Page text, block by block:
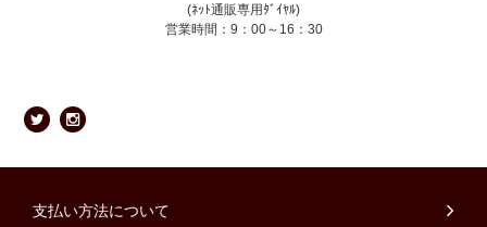
(ﾈｯﾄ通販専用ﾀﾞｲﾔﾙ)
営業時間：9：00～16：30
支払い方法について